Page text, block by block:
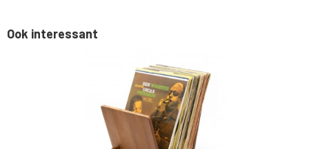
Ook interessant